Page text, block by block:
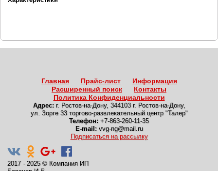
Главная Прайс-лист
Информация
Расширенный поиск
Контакты
Политика Конфиденциальности
Адрес: г. Ростов-на-Дону, 344103 г. Ростов-на-Дону,
ул. Зорге 33 торгово-развлекательный центр "Талер"
Телефон: +7-863-260-11-35
E-mail: vvg-ng@mail.ru
Подписаться на рассылку
2017 - 2025 © Компания ИП